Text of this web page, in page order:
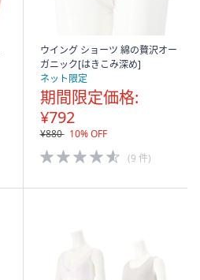
ウイング ショーツ 綿の贅沢オー
ガニック[はきこみ深め]
ネット限定
期間限定価格:
¥792
¥880 10% OFF
4.5
of
(9 件)